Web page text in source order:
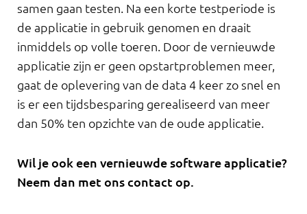
samen gaan testen. Na een korte testperiode is
de applicatie in gebruik genomen en draait
inmiddels op volle toeren. Door de vernieuwde
applicatie zijn er geen opstartproblemen meer,
gaat de oplevering van de data 4 keer zo snel en
is er een tijdsbesparing gerealiseerd van meer
dan 50% ten opzichte van de oude applicatie.
Wil je ook een vernieuwde software applicatie?
Neem dan met ons contact op.